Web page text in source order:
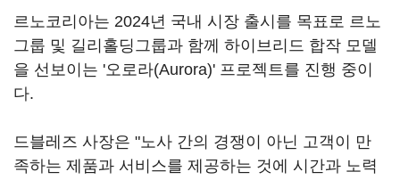
르노코리아는 2024년 국내 시장 출시를 목표로 르노
그룹 및 길리홀딩그룹과 함께 하이브리드 합작 모델
을 선보이는 '오로라(Aurora)' 프로젝트를 진행 중이
다.
드블레즈 사장은 "노사 간의 경쟁이 아닌 고객이 만
족하는 제품과 서비스를 제공하는 것에 시간과 노력